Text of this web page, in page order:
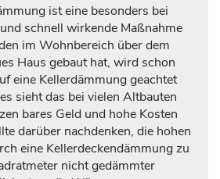
ist eine besonders bei
schnell wirkende Maßnahme
im Wohnbereich über dem
Haus gebaut hat, wird schon
eine Kellerdämmung geachtet
sieht das bei vielen Altbauten
bares Geld und hohe Kosten
darüber nachdenken, die hohen
eine Kellerdeckendämmung zu
nicht gedämmter